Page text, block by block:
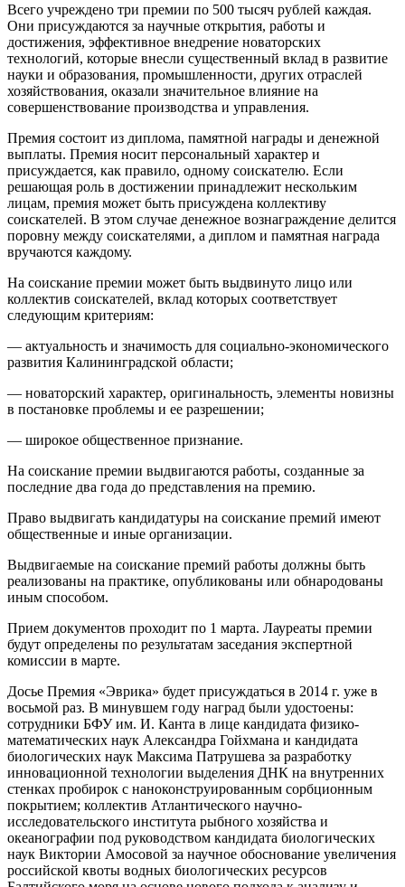
Всего учреждено три премии по 500 тысяч рублей каждая.
Они присуждаются за научные открытия, работы и
достижения, эффективное внедрение новаторских
технологий, которые внесли существенный вклад в развитие
науки и образования, промышленности, других отраслей
хозяйствования, оказали значительное влияние на
совершенствование производства и управления.
Премия состоит из диплома, памятной награды и денежной
выплаты. Премия носит персональный характер и
присуждается, как правило, одному соискателю. Если
решающая роль в достижении принадлежит нескольким
лицам, премия может быть присуждена коллективу
соискателей. В этом случае денежное вознаграждение делится
поровну между соискателями, а диплом и памятная награда
вручаются каждому.
На соискание премии может быть выдвинуто лицо или
коллектив соискателей, вклад которых соответствует
следующим критериям:
— актуальность и значимость для социально-экономического
развития Калининградской области;
— новаторский характер, оригинальность, элементы новизны
в постановке проблемы и ее разрешении;
— широкое общественное признание.
На соискание премии выдвигаются работы, созданные за
последние два года до представления на премию.
Право выдвигать кандидатуры на соискание премий имеют
общественные и иные организации.
Выдвигаемые на соискание премий работы должны быть
реализованы на практике, опубликованы или обнародованы
иным способом.
Прием документов проходит по 1 марта. Лауреаты премии
будут определены по результатам заседания экспертной
комиссии в марте.
Досье Премия «Эврика» будет присуждаться в 2014 г. уже в
восьмой раз. В минувшем году наград были удостоены:
сотрудники БФУ им. И. Канта в лице кандидата физико-
математических наук Александра Гойхмана и кандидата
биологических наук Максима Патрушева за разработку
инновационной технологии выделения ДНК на внутренних
стенках пробирок с наноконструированным сорбционным
покрытием; коллектив Атлантического научно-
исследовательского института рыбного хозяйства и
океанографии под руководством кандидата биологических
наук Виктории Амосовой за научное обоснование увеличения
российской квоты водных биологических ресурсов